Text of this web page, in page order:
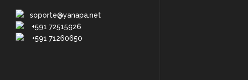
soporte@yanapa.net
+591 72515926
+591 71260650